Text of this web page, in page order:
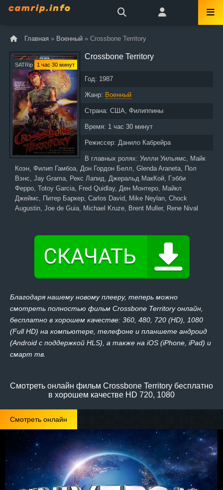
Главная » Военный » Crossbone Territory
SATRip 1 час 30 минут
Crossbone Territory
Год: 1987
Жанр: Военный
Страна: США, Филиппины
Время: 1 час 30 минут
Режиссер: Данило Кабрейра
В главных ролях: Уилли Уильямс, Майк
Коэн, Филип Гамбоа, Дон Гордон Белл, Glenda Araneta, Пол
Вэнс, Jay Grama, Рекс Лапид, Джеральд МакКой, Гэбби
Ферро, Totoy Garcia, Fred Quidlay, Ден Монтеро, Майкл
Джеймс, Питер Баркер, Carlos David, Mike Neylan, Chock
Augustin, Joe de Guia, Michael Kruze, Brent Muller, Rene Nival
Благодаря нашему новому плееру, теперь можно
смотреть полностью фильм Crossbone Territory онлайн,
бесплатно в хорошем качестве: 360, 480, 720 (HD), 1080
(Full HD) на компьютере, телефоне и планшете андроид
(Android с поддержкой HLS), а также на iOS (iPhone, iPad) и
смарт тв.
Смотреть онлайн фильм Crossbone Territory бесплатно
в хорошем качестве HD 720, 1080
Смотреть онлайн